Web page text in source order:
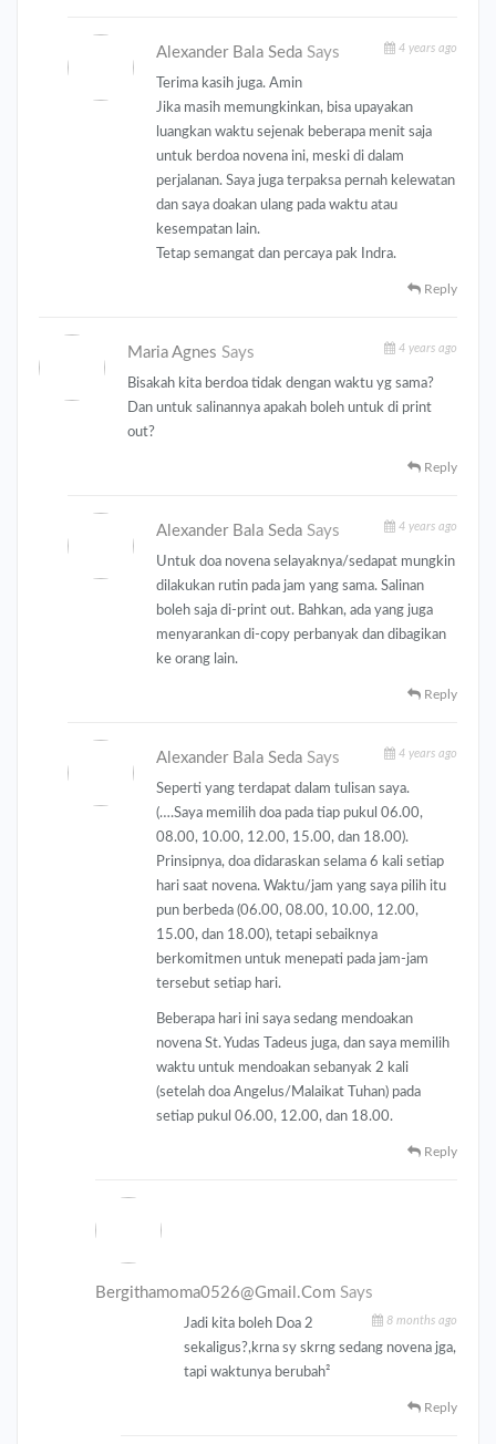
Alexander Bala SedaSays 4 years ago
Terima kasih juga. Amin
Jika masih memungkinkan, bisa upayakan
luangkan waktu sejenak beberapa menit saja
untuk berdoa novena ini, meski di dalam
perjalanan. Saya juga terpaksa pernah kelewatan
dan saya doakan ulang pada waktu atau
kesempatan lain.
Tetap semangat dan percaya pak Indra.
Reply
Maria Agnes Says 4 years ago
Bisakah kita berdoa tidak dengan waktu yg sama?
Dan untuk salinannya apakah boleh untuk di print
out?
Reply
Alexander Bala SedaSays 4 years ago
Untuk doa novena selayaknya/sedapat mungkin
dilakukan rutin pada jam yang sama. Salinan
boleh saja di-print out. Bahkan, ada yang juga
menyarankan di-copy perbanyak dan dibagikan
ke orang lain.
Reply
Alexander Bala SedaSays 4 years ago
Seperti yang terdapat dalam tulisan saya.
(….Saya memilih doa pada tiap pukul 06.00,
08.00, 10.00, 12.00, 15.00, dan 18.00).
Prinsipnya, doa didaraskan selama 6 kali setiap
hari saat novena. Waktu/jam yang saya pilih itu
pun berbeda (06.00, 08.00, 10.00, 12.00,
15.00, dan 18.00), tetapi sebaiknya
berkomitmen untuk menepati pada jam-jam
tersebut setiap hari.
Beberapa hari ini saya sedang mendoakan
novena St. Yudas Tadeus juga, dan saya memilih
waktu untuk mendoakan sebanyak 2 kali
(setelah doa Angelus/Malaikat Tuhan) pada
setiap pukul 06.00, 12.00, dan 18.00.
Reply
Bergithamoma0526@gmail.comSays
8 months ago
Jadi kita boleh Doa 2
sekaligus?,krna sy skrng sedang novena jga,
tapi waktunya berubah²
Reply